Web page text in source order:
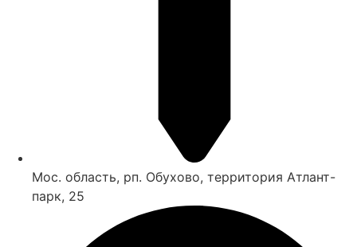
Мос. область, рп. Обухово, территория Атлант-
парк, 25